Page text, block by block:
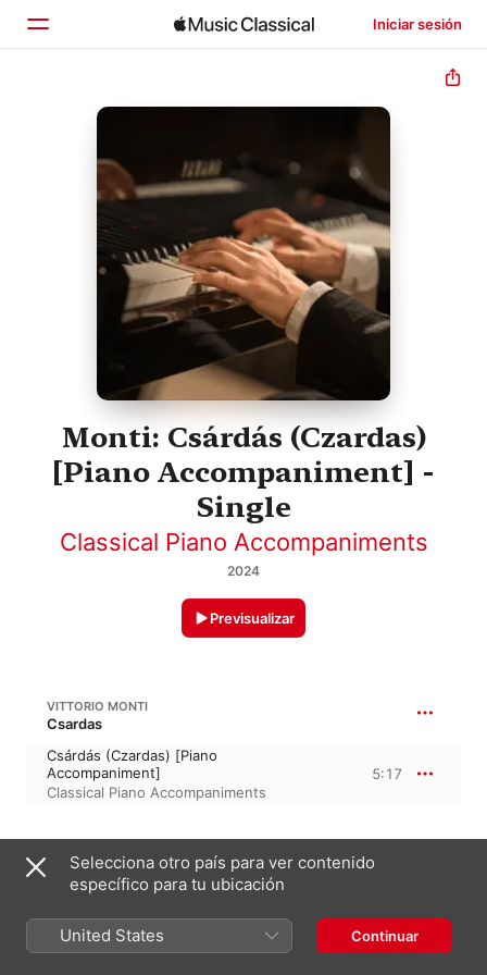
Iniciar sesión
Inicio
Explorar
Buscar
Monti: Csárdás (Czardas)
[Piano Accompaniment] -
Single
Classical Piano Accompaniments
2024
Previsualizar
VITTORIO MONTI
Csardas
Csárdás (Czardas) [Piano
Accompaniment]
Classical Piano Accompaniments
5:17
15 de diciembre de 2024
1 pista, 5 minutos
℗ 2024 Classical Piano Accompaniments
Selecciona otro país para ver contenido
específico para tu ubicación
United States Continuar